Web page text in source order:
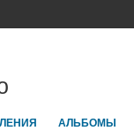
АЛЬБОМЫ